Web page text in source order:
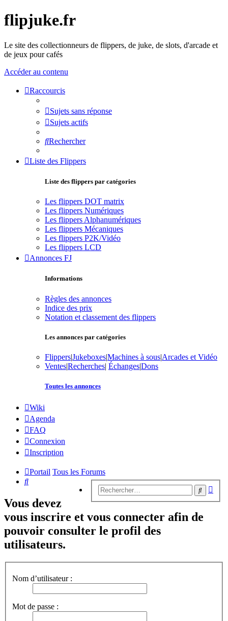
flipjuke.fr
Le site des collectionneurs de flippers, de juke, de slots, d'arcade et
de jeux pour cafés
Accéder au contenu
Raccourcis
Sujets sans réponse
Sujets actifs
Rechercher
Liste des Flippers
Liste des flippers par catégories
Les flippers DOT matrix
Les flippers Numériques
Les flippers Alphanumériques
Les flippers Mécaniques
Les flippers P2K/Vidéo
Les flippers LCD
Annonces FJ
Informations
Règles des annonces
Indice des prix
Notation et classement des flippers
Les annonces par catégories
Flippers|Jukeboxes|Machines à sous|Arcades et Vidéo
Ventes|Recherches| Échanges|Dons
Toutes les annonces
Wiki
Agenda
FAQ
Connexion
Inscription
Portail Tous les Forums
Rechercher
Vous devez
vous inscrire et vous connecter afin de
pouvoir consulter le profil des
utilisateurs.
Nom d’utilisateur :
Mot de passe :